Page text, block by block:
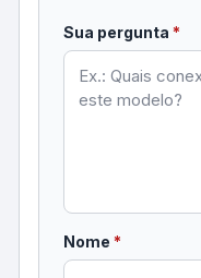
Sua pergunta*
Nome*